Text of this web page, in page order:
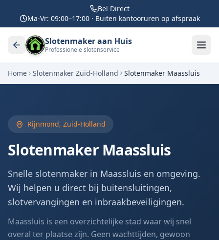
Bel Direct
Ma-Vr: 09:00–17:00 · Buiten kantooruren op afspraak
Slotenmaker aan Huis
Professionele slotenservice
Home Slotenmaker Zuid-Holland Slotenmaker Maassluis
Rijnmond, Zuid-Holland
Slotenmaker Maassluis
Snelle slotenmaker in Maassluis en omgeving.
Wij helpen u direct bij buitensluitingen,
slotvervangingen en inbraakbeveiligingen.
Maassluis is een overzichtelijke stad waar wij snel
overal ter plaatse zijn. Geen wachttijden, gewoon